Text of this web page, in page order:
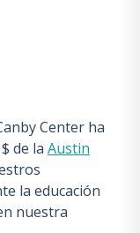
Center ha
de la Austin
la educación
nuestra